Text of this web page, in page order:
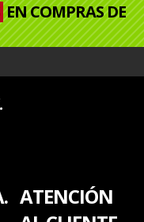
EN COMPRAS DE
ATENCIÓN